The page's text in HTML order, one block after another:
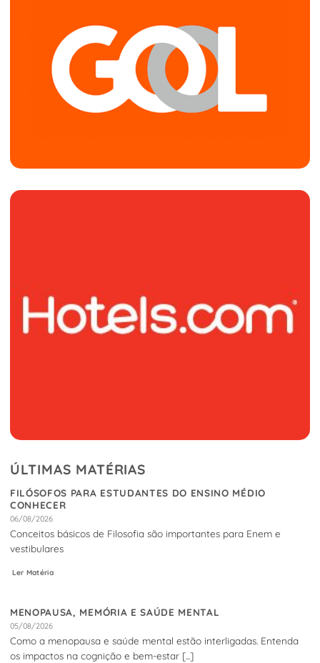
ÚLTIMAS MATÉRIAS
FILÓSOFOS PARA ESTUDANTES DO ENSINO MÉDIO
CONHECER
06/08/2026
Conceitos básicos de Filosofia são importantes para Enem e
vestibulares
Ler Matéria
MENOPAUSA, MEMÓRIA E SAÚDE MENTAL
05/08/2026
Como a menopausa e saúde mental estão interligadas. Entenda
os impactos na cognição e bem-estar [...]